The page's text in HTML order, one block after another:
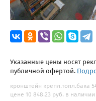
Указанные цены носят
публичной офертой.
кронштейн крепл.топл.бака
цене 10 848.23 руб. в